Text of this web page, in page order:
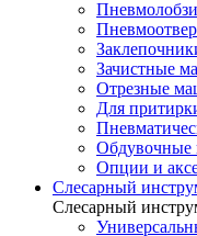
Зачистные
Отрезные
Для
Обдувочные
Опции и
Слесарный
Слесарный